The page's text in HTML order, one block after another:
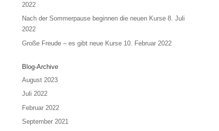
2022
Nach der Sommerpause beginnen die neuen Kurse 8. Juli
2022
Große Freude – es gibt neue Kurse 10. Februar 2022
Blog-Archive
August 2023
Juli 2022
Februar 2022
September 2021